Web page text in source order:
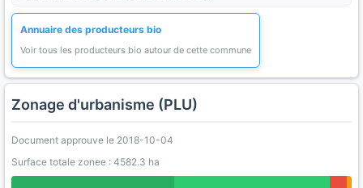
Annuaire des producteurs bio
Voir tous les producteurs bio autour de cette commune
Zonage d'urbanisme (PLU)
Document approuve le 2018-10-04
Surface totale zonee : 4582.3 ha